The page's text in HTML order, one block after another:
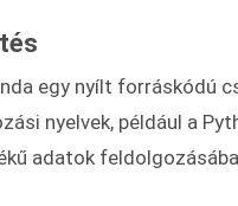
egy nyílt forráskódú
nyelvek, például a
adatok